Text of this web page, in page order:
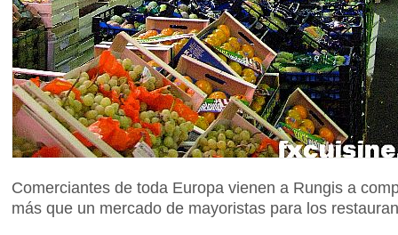
Comerciantes de toda Europa vienen a Rungis a
más que un mercado de mayoristas para los